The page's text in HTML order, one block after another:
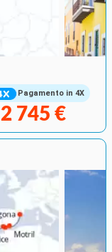
Pagamento in 4X
2 745 €